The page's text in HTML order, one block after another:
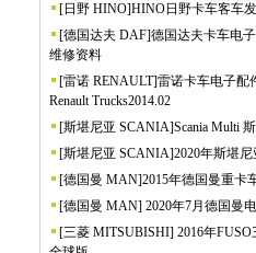
[日野 HINO]HINO日野卡车客车
[德国达夫 DAF]德国达夫卡车电
维修资料
[雷诺 RENAULT]雷诺卡车电子配
Renault Trucks2014.02
[斯堪尼亚 SCANIA]Scania Multi
[斯堪尼亚 SCANIA]2020年斯堪
[德国曼 MAN]2015年德国曼重卡
[德国曼 MAN] 2020年7月德国曼
[三菱 MITSUBISHI] 2016年